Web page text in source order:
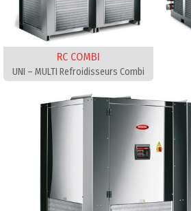
RC COMBI
UNI – MULTI Refroidisseurs Combi